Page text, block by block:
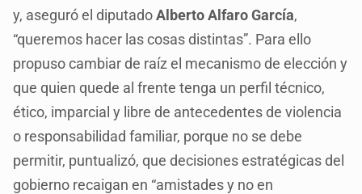
y, aseguró el diputadoAlberto Alfaro García,
“queremos hacer las cosas distintas”. Para ello
propuso cambiar de raíz el mecanismo de elección y
que quien quede al frente tenga un perfil técnico,
ético, imparcial y libre de antecedentes de violencia
o responsabilidad familiar, porque no se debe
permitir, puntualizó, que decisiones estratégicas del
gobierno recaigan en “amistades y no en